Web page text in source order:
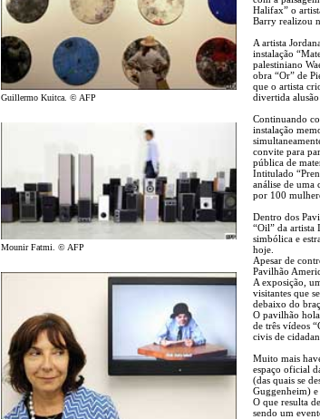
Guillermo Kuitca. © AFP
Mounir Fatmi. © AFP
Halifax” o
Barry realizou
A artista
instalação
palestiniano
obra “Or” de
que o artista
divertida alusão
Continuando
instalação
convite para
pública de
Intitulado
análise de uma
por 100
Dentro dos
“Oil” da artista
simbólica e
hoje.
Apesar de
Pavilhão
A exposição,
visitantes que
debaixo do
O pavilhão
de três vídeos
civis de
Muito mais
espaço oficial
(das quais se
Guggenheim) e
O que resulta
sendo um